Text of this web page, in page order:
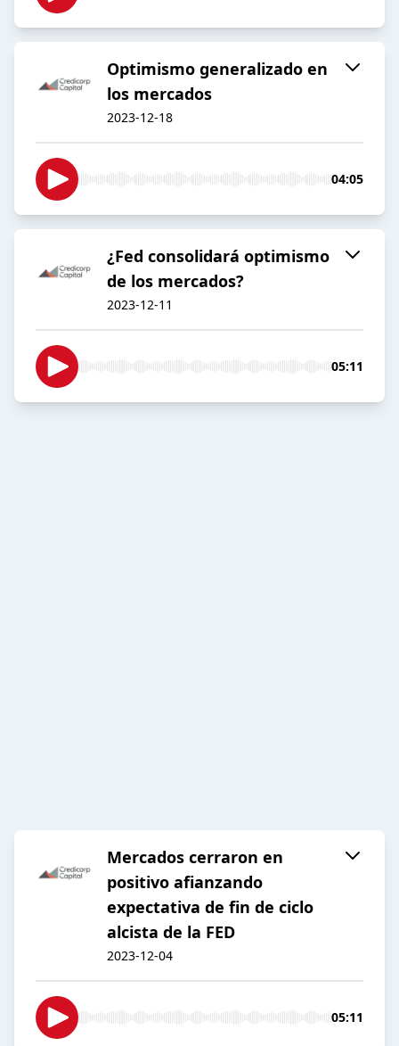
Optimismo generalizado en
los mercados
2023-12-18
04:05
¿Fed consolidará optimismo
de los mercados?
2023-12-11
05:11
Mercados cerraron en
positivo afianzando
expectativa de fin de ciclo
alcista de la FED
2023-12-04
05:11